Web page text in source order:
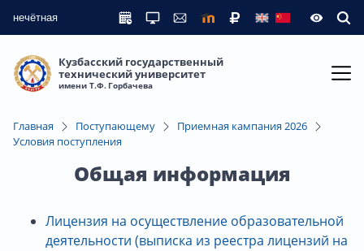
нечётная
Кузбасский государственный
технический университет
имени Т.Ф. Горбачева
Главная Поступающему
Приемная кампания 2026
Условия поступления
Общая информация
Лицензия на осуществление образовательной
деятельности (выписка из реестра лицензий на